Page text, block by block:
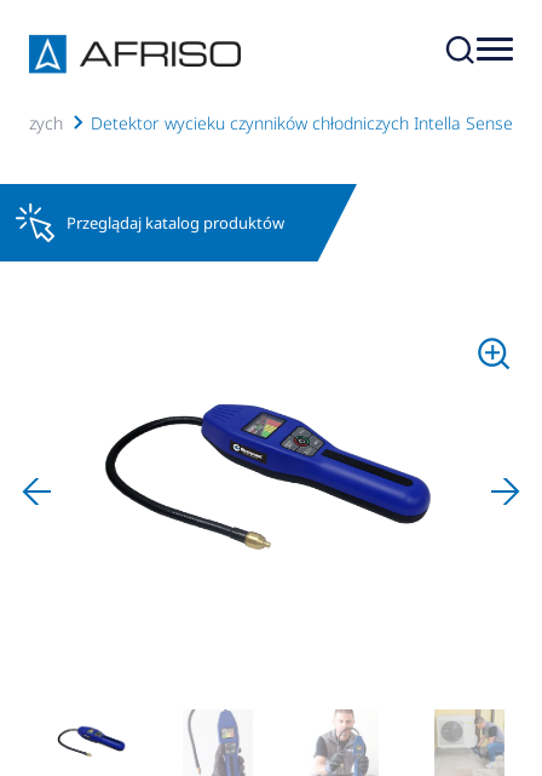
Detektor wycieku czynników chłodniczych Intella Sense
Przeglądaj katalog produktów